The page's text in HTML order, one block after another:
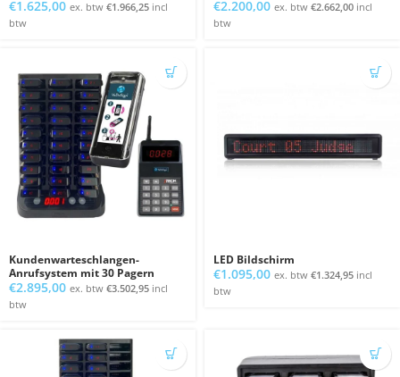
€1.625,00 ex. btw €1.966,25 incl
btw
€2.200,00 ex. btw €2.662,00 incl
btw
Kundenwarteschlangen-
Anrufsystem mit 30 Pagern
€2.895,00 ex. btw €3.502,95 incl
btw
LED Bildschirm
€1.095,00 ex. btw €1.324,95 incl
btw